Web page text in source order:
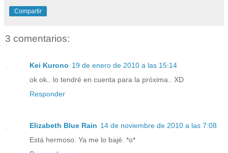
Compartir
3 comentarios:
Kei Kurono 19 de enero de 2010 a las 15:14
ok ok.. lo tendré en cuenta para la próxima.. XD
Responder
Elizabeth Blue Rain 14 de noviembre de 2010 a las 7:08
Está hermoso. Ya me lo bajé. *o*